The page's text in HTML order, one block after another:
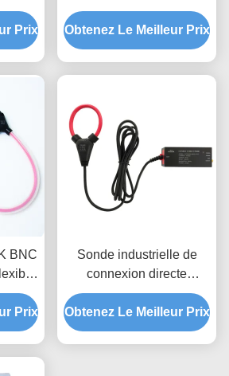
A,
de
de
Prix
tension, portée 700V,
mesure flottante de bande
passante 100MHz pour
Obtenez Le Meilleur Prix
BNC
de
Prix
Sonde industrielle de
connexion directe
MEASTEK série LCTD
Sonde de courant flexible
à basse fréquence,
Obtenez Le Meilleur Prix